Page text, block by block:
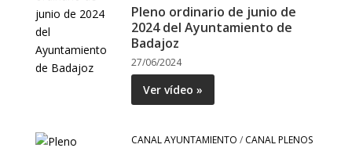
Pleno ordinario de junio de
2024 del Ayuntamiento de
Badajoz
27/06/2024
Ver vídeo »
CANAL AYUNTAMIENTO / CANAL PLENOS